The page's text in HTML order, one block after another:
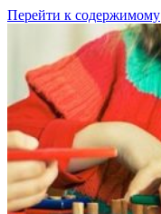
Перейти к содержимому